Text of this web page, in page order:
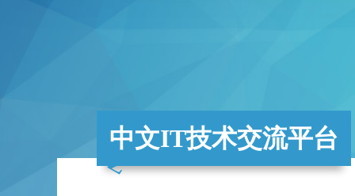
中文IT技术交流平台